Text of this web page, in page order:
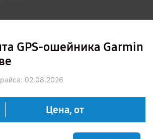
GPS-ошейника Garmin
02.08.2026
Цена, от